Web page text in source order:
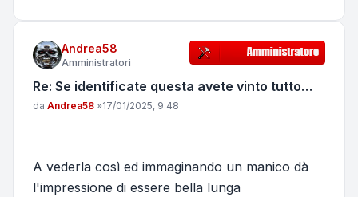
Andrea58
Amministratori
Re: Se identificate questa avete vinto tutto…
Messaggio
da Andrea58 »17/01/2025, 9:48
A vederla così ed immaginando un manico dà
l'impressione di essere bella lunga